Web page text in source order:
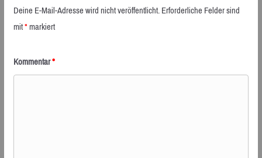
Deine E-Mail-Adresse wird nicht veröffentlicht.Erforderliche Felder sind
mit*markiert
Kommentar*